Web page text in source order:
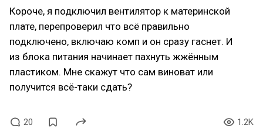
Короче, я подключил вентилятор к материнской
плате, перепроверил что всё правильно
подключено, включаю комп и он сразу гаснет. И
из блока питания начинает пахнуть жжённым
пластиком. Мне скажут что сам виноват или
получится всё-таки сдать?
20 1.2K